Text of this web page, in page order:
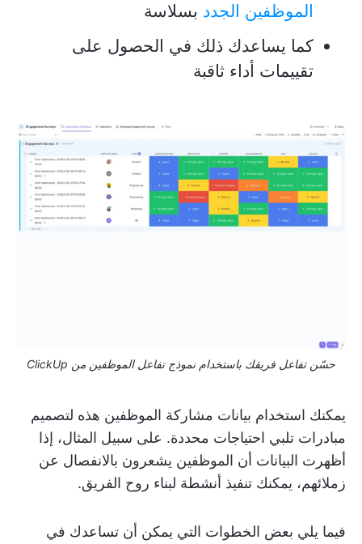
الموظفين الجدد بسلاسة
كما يساعدك ذلك في الحصول على
تقييمات أداء ثاقبة
حسّن تفاعل فريقك باستخدام نموذج تفاعل الموظفين من ClickUp
يمكنك استخدام بيانات مشاركة الموظفين هذه لتصميم
مبادرات تلبي احتياجات محددة. على سبيل المثال، إذا
أظهرت البيانات أن الموظفين يشعرون بالانفصال عن
زملائهم، يمكنك تنفيذ أنشطة لبناء روح الفريق.
فيما يلي بعض الخطوات التي يمكن أن تساعدك في